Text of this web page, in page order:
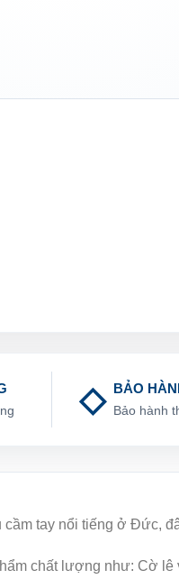
BẢO
Bảo hành
cầm tay nổi tiếng ở Đức,
chất lượng như: Cờ